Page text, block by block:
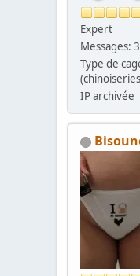
Expert
Messages:
Type de
IP archivée